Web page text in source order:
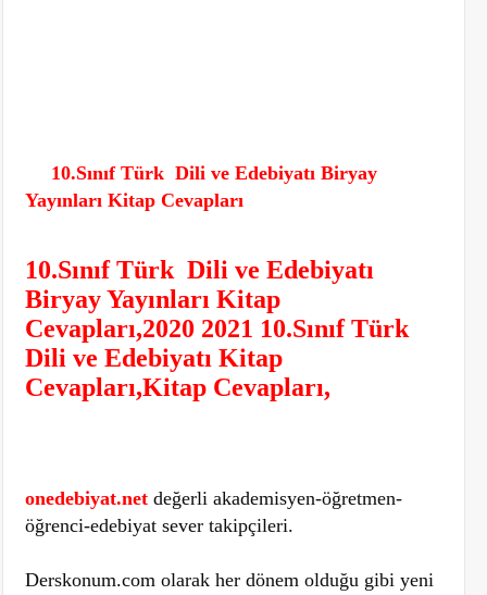
10.Sınıf Türk Dili ve Edebiyatı Biryay
Yayınları Kitap Cevapları
10.Sınıf Türk Dili ve Edebiyatı
Biryay Yayınları Kitap
Cevapları,2020 2021 10.Sınıf Türk
Dili ve Edebiyatı Kitap
Cevapları,Kitap Cevapları,
onedebiyat.net değerli akademisyen-öğretmen-
öğrenci-edebiyat sever takipçileri.
Derskonum.com olarak her dönem olduğu gibi yeni